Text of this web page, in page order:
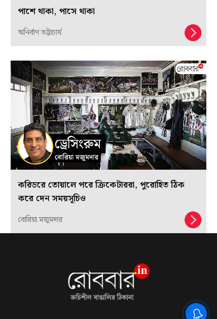
পাশে থাকা, পাসে থাকা
অনির্বাণ ভট্টাচার্য
করিডরে তোয়ালে পরে ক্রিকেটাররা, পুরোহিত ঠিক
করে দেন সময়সূচিও
বোরিয়া মজুমদার